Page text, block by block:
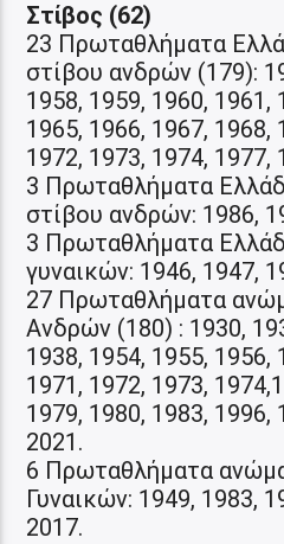
Στίβος (62)
23 Πρωταθλήματα
στίβου ανδρών (179):
1958, 1959, 1960, 1961,
1965, 1966, 1967, 1968,
1972, 1973, 1974, 1977,
3 Πρωταθλήματα
στίβου ανδρών: 1986,
3 Πρωταθλήματα
γυναικών: 1946, 1947,
27 Πρωταθλήματα
Ανδρών (180) : 1930,
1938, 1954, 1955, 1956,
1971, 1972, 1973,
1979, 1980, 1983, 1996,
2021.
6 Πρωταθλήματα
Γυναικών: 1949, 1983,
2017.